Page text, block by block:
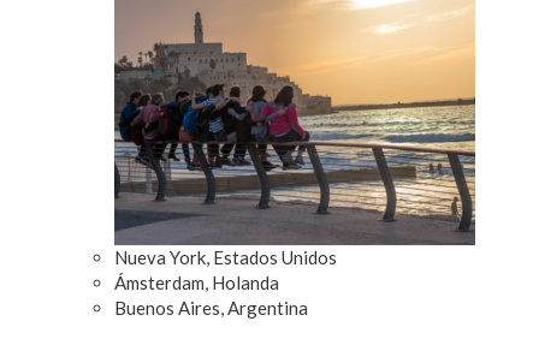
Nueva York, Estados Unidos
Ámsterdam, Holanda
Buenos Aires, Argentina